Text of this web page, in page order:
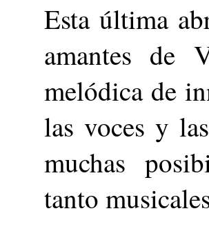
Esta última
amantes de
melódica de
las voces y
muchas
tanto